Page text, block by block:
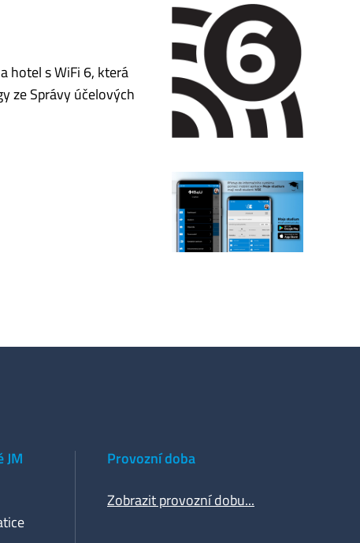
hotel s WiFi 6, která
ze Správy účelových
JM
Provozní doba
Zobrazit provozní dobu...